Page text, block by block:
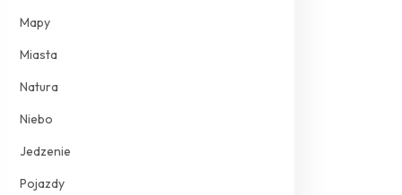
Mapy
Miasta
Natura
Niebo
Jedzenie
Pojazdy